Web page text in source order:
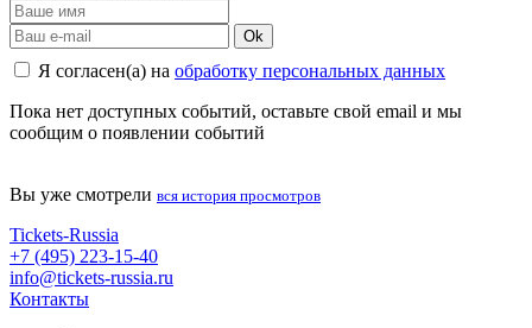
Ok
Я согласен(а) на обработку персональных данных
Пока нет доступных событий, оставьте свой email и мы
сообщим о появлении событий
Вы уже смотрели вся история просмотров
Tickets-Russia
+7 (495) 223-15-40
info@tickets-russia.ru
Контакты